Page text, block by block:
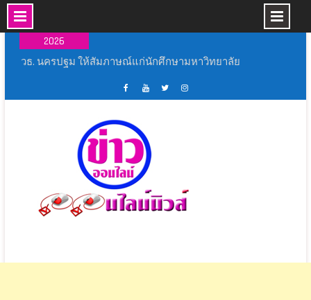
Skip
content
2026
ยิ่งใหญ่อลังการมหกรรมดนตรีเด็กประถมศึกษา
อยากจะย้ำชัดๆ ครั้งสุดท้าย ! AIS เปิด “โซนหน้าจอ”
8 ก.ย. นี้
มทร.รัตนโกสินทร์ จัดกิจกรรม Freshy Night
RMUTR 2026 ภายใต้โครงการเปิดโลกกิจกรรม
ชมรมนักศึกษา
สุพรรณบุรี จัดพิธีเเสดงมุทิตาจิต หลวงพ่อมหามนพ
วัดพังม่วง
วธ. นครปฐม ให้สัมภาษณ์แก่นักศึกษามหาวิทยาลัย
บุ้ค
ศูนย์
ข่าว
ออนไลน์
นิ
วส์
ทู้
ปอ
อน
ไลน์
นิ